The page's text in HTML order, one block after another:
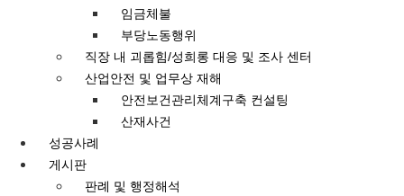
임금체불
부당노동행위
직장 내 괴롭힘/성희롱 대응 및 조사 센터
산업안전 및 업무상 재해
안전보건관리체계구축 컨설팅
산재사건
성공사례
게시판
판례 및 행정해석